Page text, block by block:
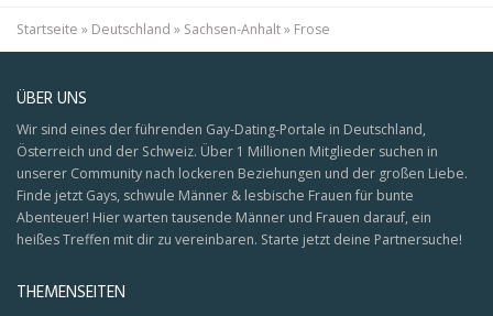
Startseite » Deutschland » Sachsen-Anhalt» Frose
ÜBER UNS
Wir sind eines der führenden Gay-Dating-Portale in Deutschland,
Österreich und der Schweiz. Über 1 Millionen Mitglieder suchen in
unserer Community nach lockeren Beziehungen und der großen Liebe.
Finde jetzt Gays, schwule Männer & lesbische Frauen für bunte
Abenteuer! Hier warten tausende Männer und Frauen darauf, ein
heißes Treffen mit dir zu vereinbaren. Starte jetzt deine Partnersuche!
THEMENSEITEN